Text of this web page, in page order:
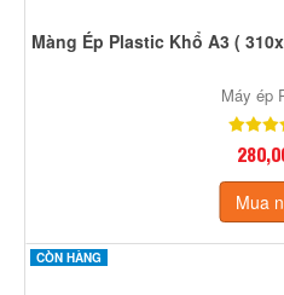
Màng Ép Plastic Khổ A3 (
Máy ép
Mua
CÒN HÀNG